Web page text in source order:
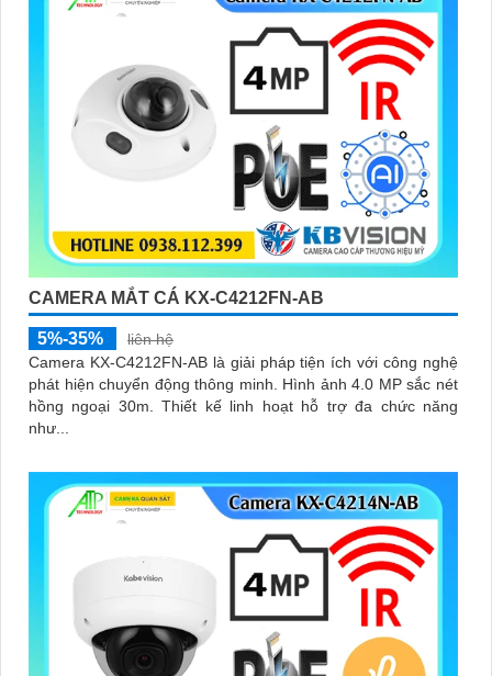
CAMERA MẮT CÁ KX-C4212FN-AB
5%-35%
liên hệ
Camera KX-C4212FN-AB là giải pháp tiện ích với công nghệ
phát hiện chuyển động thông minh. Hình ảnh 4.0 MP sắc nét
hồng ngoại 30m. Thiết kế linh hoạt hỗ trợ đa chức năng
như...